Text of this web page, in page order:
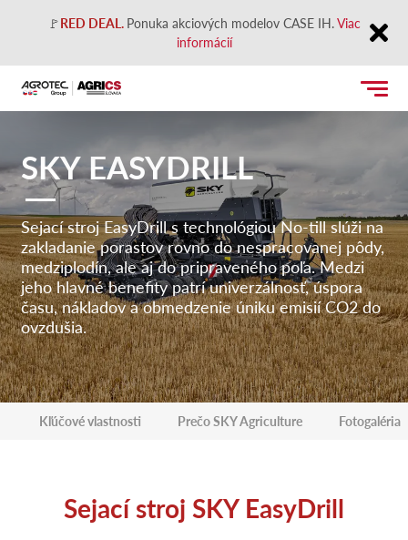
🚩RED DEAL. Ponuka akciových modelov CASE IH.Viac
informácií
Close
SKY EASYDRILL
Sejací stroj EasyDrill s technológiou No-till slúži na
zakladanie porastov rovno do nespracovanej pôdy,
medziplodín, ale aj do pripraveného poľa. Medzi
jeho hlavné benefity patrí univerzálnosť, úspora
času, nákladov a obmedzenie úniku emisií CO2 do
ovzdušia.
Kľúčové vlastnosti Prečo SKY Agriculture Fotogaléria
Sejací stroj SKY EasyDrill